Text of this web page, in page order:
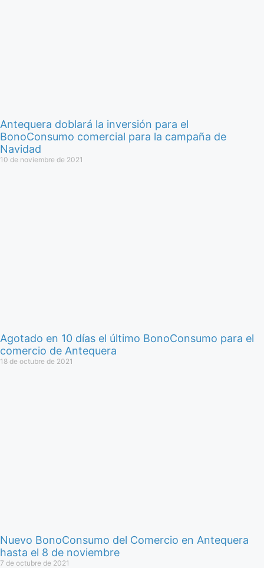
Antequera doblará la inversión para el
BonoConsumo comercial para la campaña de
Navidad
10 de noviembre de 2021
Agotado en 10 días el último BonoConsumo para el
comercio de Antequera
18 de octubre de 2021
Nuevo BonoConsumo del Comercio en Antequera
hasta el 8 de noviembre
7 de octubre de 2021